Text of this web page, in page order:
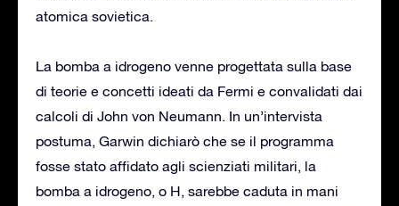
atomica sovietica.
La bomba a idrogeno venne progettata sulla base
di teorie e concetti ideati da Fermi e convalidati dai
calcoli di John von Neumann. In un’intervista
postuma, Garwin dichiarò che se il programma
fosse stato affidato agli scienziati militari, la
bomba a idrogeno, o H, sarebbe caduta in mani